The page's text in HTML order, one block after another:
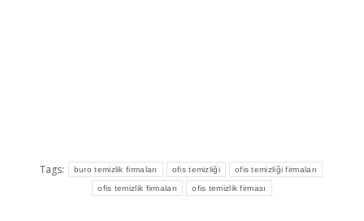
Tags: buro temizlik firmaları ofis temizliği ofis temizliği firmaları
ofis temizlik firmaları ofis temizlik firması